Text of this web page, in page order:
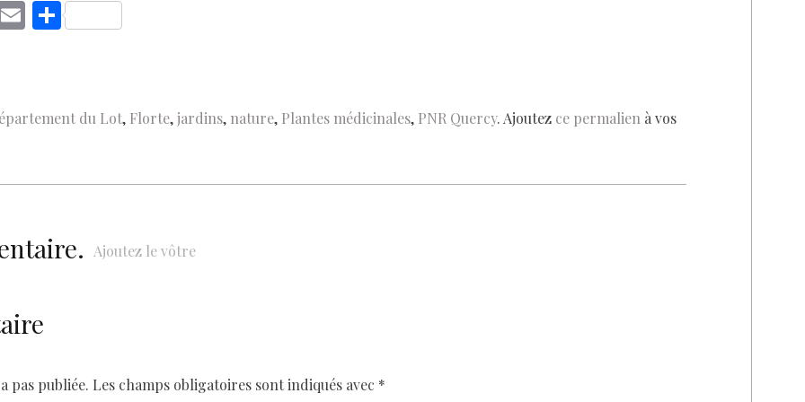
y
E S
du Lot, Florte,jardins, nature, Plantes médicinales, PNR Quercy. Ajoutez ce permalien à vos
Ajoutez le vôtre
pas publiée. Les champs obligatoires sont indiqués avec *